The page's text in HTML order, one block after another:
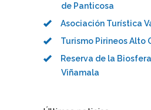
de Panticosa
Asociación Turística
Turismo Pirineos Alto
Reserva de la
Viñamala